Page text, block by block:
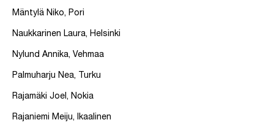
Mäntylä Niko, Pori
Naukkarinen Laura, Helsinki
Nylund Annika, Vehmaa
Palmuharju Nea, Turku
Rajamäki Joel, Nokia
Rajaniemi Meiju, Ikaalinen